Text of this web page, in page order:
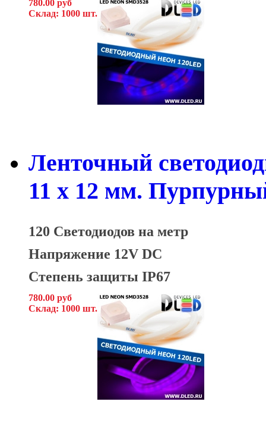
780.00 руб
Склад: 1000 шт.
Ленточный
11 x 12 мм.
120 Светодиодов на метр
Напряжение 12V DC
Степень защиты IP67
780.00 руб
Склад: 1000 шт.